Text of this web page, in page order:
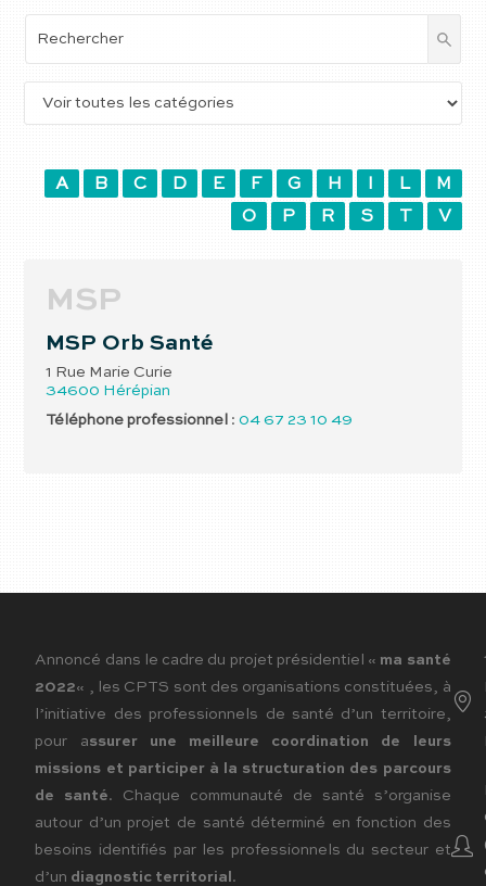
A B C D E F G H L
M
O
P R S T V
MSP
MSP Orb Santé
1 Rue Marie Curie
34600 Hérépian
Téléphone professionnel : 04 67 23 10 49
Annoncé dans le cadre du projet présidentiel « ma santé
2022« , les CPTS sont des organisations constituées, à
l’initiative des professionnels de santé d’un territoire,
pour assurer une meilleure coordination de leurs
missions et participer à la structuration des parcours
de santé. Chaque communauté de santé s’organise
autour d’un projet de santé déterminé en fonction des
besoins identifiés par les professionnels du secteur et
d’un diagnostic territorial .